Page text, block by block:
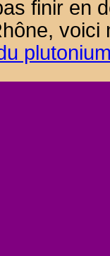
finir en
voici